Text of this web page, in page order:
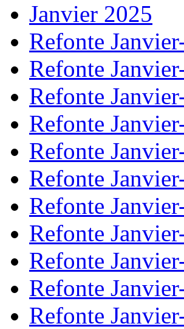
Janvier 2025
Refonte
Refonte
Refonte
Refonte
Refonte
Refonte
Refonte
Refonte
Refonte
Refonte
Refonte